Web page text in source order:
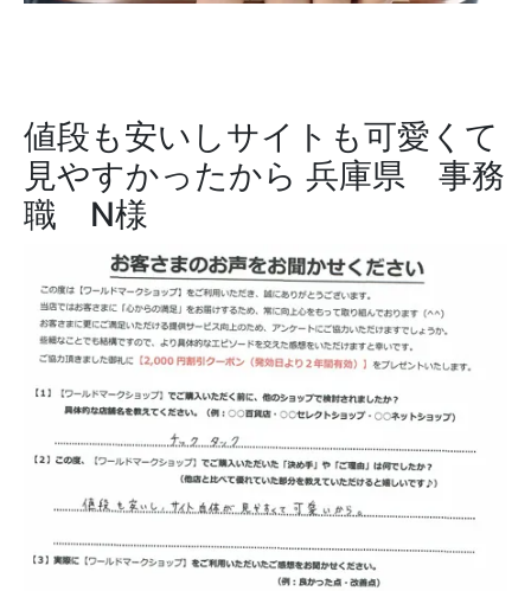
値段も安いしサイトも可愛くて
見やすかったから 兵庫県 事務
職 N様